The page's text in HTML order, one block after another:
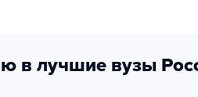
в лучшие вузы